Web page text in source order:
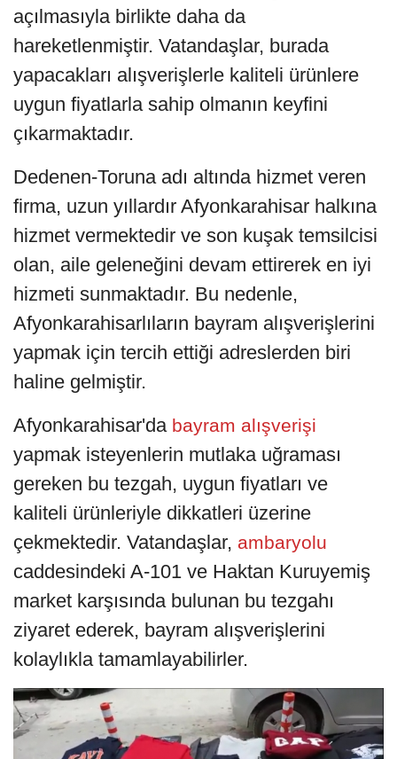
açılmasıyla birlikte daha da
hareketlenmiştir. Vatandaşlar, burada
yapacakları alışverişlerle kaliteli ürünlere
uygun fiyatlarla sahip olmanın keyfini
çıkarmaktadır.
Dedenen-Toruna adı altında hizmet veren
firma, uzun yıllardır Afyonkarahisar halkına
hizmet vermektedir ve son kuşak temsilcisi
olan, aile geleneğini devam ettirerek en iyi
hizmeti sunmaktadır. Bu nedenle,
Afyonkarahisarlıların bayram alışverişlerini
yapmak için tercih ettiği adreslerden biri
haline gelmiştir.
Afyonkarahisar'da bayram alışverişi
yapmak isteyenlerin mutlaka uğraması
gereken bu tezgah, uygun fiyatları ve
kaliteli ürünleriyle dikkatleri üzerine
çekmektedir. Vatandaşlar, ambaryolu
caddesindeki A-101 ve Haktan Kuruyemiş
market karşısında bulunan bu tezgahı
ziyaret ederek, bayram alışverişlerini
kolaylıkla tamamlayabilirler.